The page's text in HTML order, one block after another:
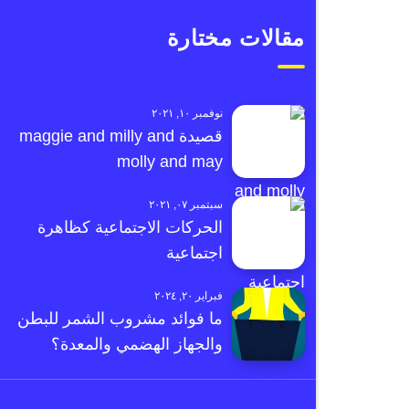
مقالات مختارة
نوفمبر ١٠, ٢٠٢١
قصيدة maggie and milly and
molly and may
سبتمبر ٠٧, ٢٠٢١
الحركات الاجتماعية كظاهرة
اجتماعية
فبراير ٢٠, ٢٠٢٤
ما فوائد مشروب الشمر للبطن
والجهاز الهضمي والمعدة؟